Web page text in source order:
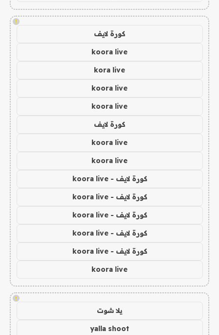
!
كورة لايف
koora live
kora live
koora live
koora live
كورة لايف
koora live
koora live
كورة لايف - koora live
كورة لايف - koora live
كورة لايف - koora live
كورة لايف - koora live
كورة لايف - koora live
koora live
!
يلا شوت
yalla shoot